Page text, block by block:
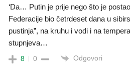
‘Da… Putin je prije nego što je
Federacije bio četrdeset dana u
pustinja”, na kruhu i vodi i na
stupnjeva…
8 0 Odgovori